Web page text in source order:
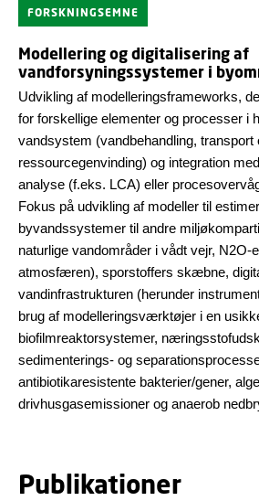
FORSKNINGSEMNE
Modellering og digitalisering af
vandforsyningssystemer i
Udvikling af modelleringsframeworks,
for forskellige elementer og processer i
vandsystem (vandbehandling, transport
ressourcegenvinding) og integration
analyse (f.eks. LCA) eller
Fokus på udvikling af modeller til
byvandssystemer til andre
naturlige vandområder i vådt vejr, N2O-
atmosfæren), sporstoffers skæbne,
vandinfrastrukturen (herunder
brug af modelleringsværktøjer i en
biofilmreaktorsystemer,
sedimenterings- og
antibiotikaresistente bakterier/gener,
drivhusgasemissioner og anaerob
Publikationer